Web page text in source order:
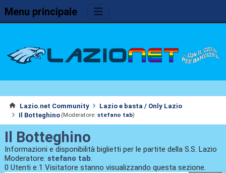
Menu principale
Lazio.net Community
Lazio e basta / Only Lazio
Il Botteghino (Moderatore: stefano tab)
Il Botteghino
Informazioni e disponibilità biglietti per le partite della S.S. Lazio
Moderatore: stefano tab.
0 Utenti e 1 Visitatore stanno visualizzando questa sezione.